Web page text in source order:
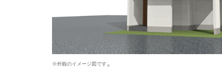
※外観のイメージ図です。